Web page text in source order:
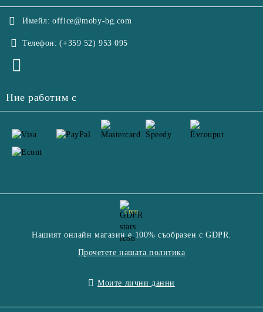
Имейл: office@moby-bg.com
Телефон: (+359 52) 953 095
Ние работим с
GDPR
Нашият онлайн магазин е 100% съобразен с GDPR.
Прочетете нашата политика
Моите лични данни